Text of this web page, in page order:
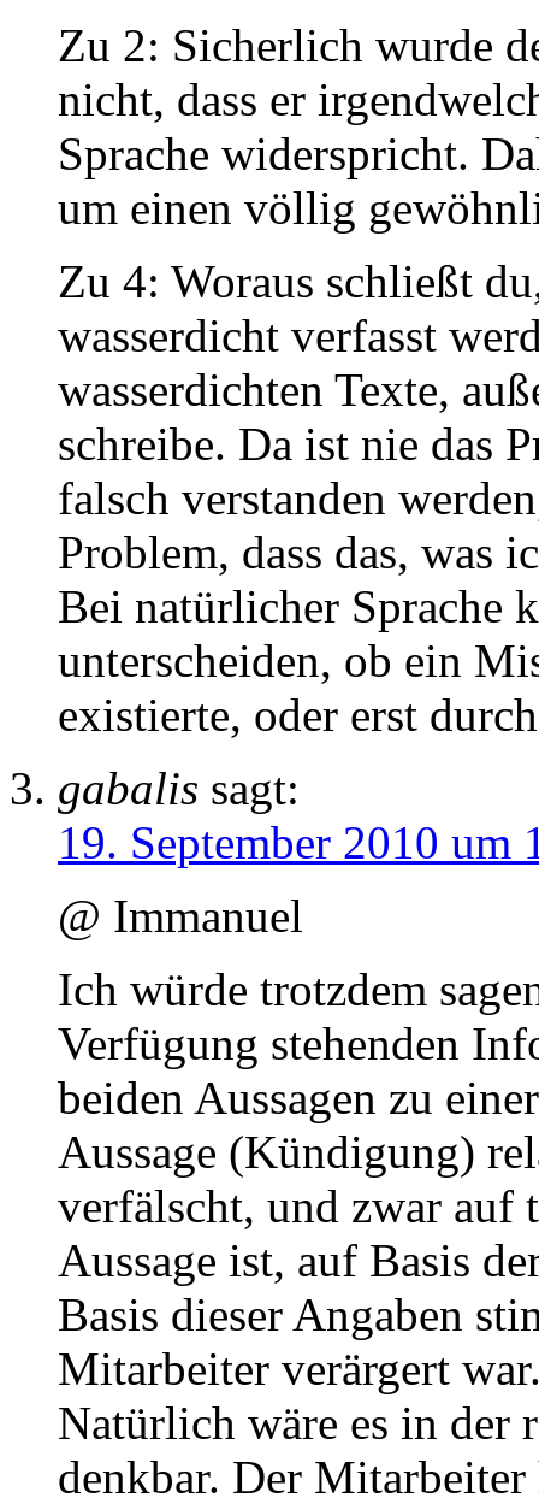
Zu 2: Sicherlich wurde
nicht, dass er
Sprache widerspricht.
um einen völlig
Zu 4: Woraus schließt
wasserdicht verfasst
wasserdichten Texte,
schreibe. Da ist nie das
falsch verstanden
Problem, dass das, was
Bei natürlicher Sprache
unterscheiden, ob ein
existierte, oder erst
gabalis sagt:
19. September 2010 um
@ Immanuel
Ich würde trotzdem
Verfügung stehenden
beiden Aussagen zu
Aussage (Kündigung)
verfälscht, und zwar auf
Aussage ist, auf Basis
Basis dieser Angaben
Mitarbeiter verärgert
Natürlich wäre es in der
denkbar. Der